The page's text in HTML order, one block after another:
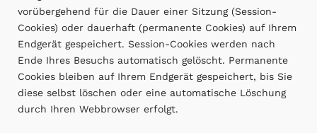
vorübergehend für die Dauer einer Sitzung (Session-
Cookies) oder dauerhaft (permanente Cookies) auf Ihrem
Endgerät gespeichert. Session-Cookies werden nach
Ende Ihres Besuchs automatisch gelöscht. Permanente
Cookies bleiben auf Ihrem Endgerät gespeichert, bis Sie
diese selbst löschen oder eine automatische Löschung
durch Ihren Webbrowser erfolgt.